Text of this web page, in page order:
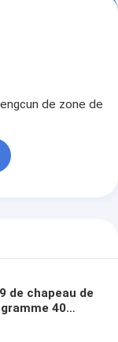
de zone de
de chapeau de
40